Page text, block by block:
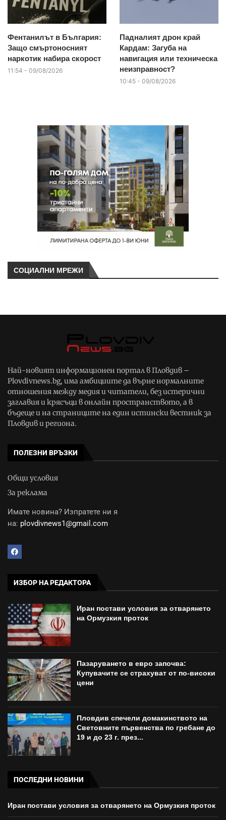
Фентанилът в България:
Защо смъртоносният
наркотик набира скорост
11:54 - 09/08/2026
Падналият дрон край
Кардам: Загуба на
навигация или техническа
неизправност?
10:45 - 09/08/2026
СОЦИАЛНИ МРЕЖИ
Най-новият информационен портал в Пловдив –
Plovdivnews.bg, има амбициите да върне нормалните
отношения между медия и читатели, без истерични
заглавия и крясъци в онлайн пространството, а в
бъдеще и на страниците на един истински вестник за
Пловдив и региона.
ПОЛЕЗНИ ВРЪЗКИ
Общи условия
За реклама
Имате новина? Изпратете ни я
на: plovdivnews1@gmail.com
ИЗБОР НА РЕДАКТОРА
Иран постави условия за отварянето
на Ормузкия проток
Пазаруването в евро започва:
Купувачите се страхуват от по-високи
цени
Пловдив спечели домакинството на
Световните първенства по гребане до
19 и до 23 г. през...
ПОСЛЕДНИ НОВИНИ
Иран постави условия за отварянето на Ормузкия проток